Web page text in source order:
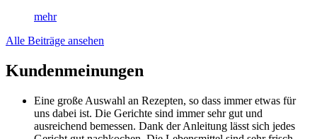
mehr
Alle Beiträge ansehen
Kundenmeinungen
Eine große Auswahl an Rezepten, so dass immer etwas für
uns dabei ist. Die Gerichte sind immer sehr gut und
ausreichend bemessen. Dank der Anleitung lässt sich jedes